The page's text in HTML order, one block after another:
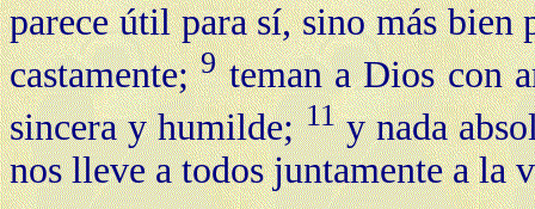
parece útil para sí, sino más bien
castamente;9teman a Dios con
sincera y humilde;11y nada
nos lleve a todos juntamente a la